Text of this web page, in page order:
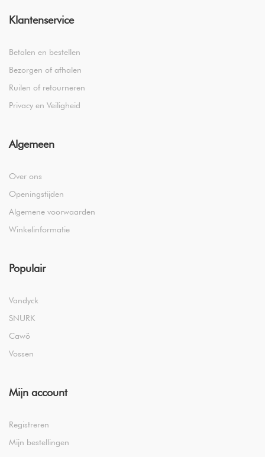
Klantenservice
Betalen en bestellen
Bezorgen of afhalen
Ruilen of retourneren
Privacy en Veiligheid
Algemeen
Over ons
Openingstijden
Algemene voorwaarden
Winkelinformatie
Populair
Vandyck
SNURK
Cawö
Vossen
Mijn account
Registreren
Mijn bestellingen